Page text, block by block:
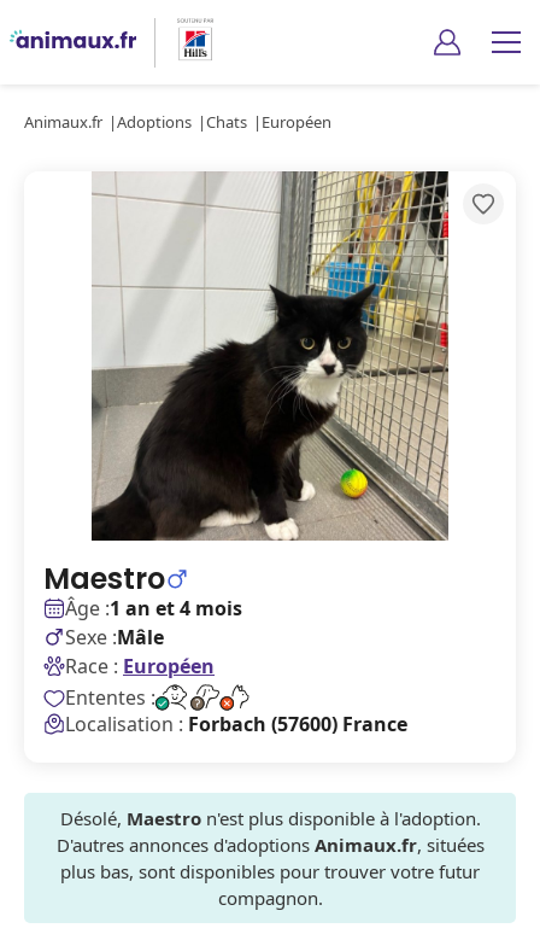
Animaux.fr Adoptions Chats Européen
Maestro
Âge :1 an et 4 mois
Sexe :Mâle
Race : Européen
Ententes :
Localisation : Forbach (57600) France
Désolé, Maestron'est plus disponible à l'adoption.
D'autres annonces d'adoptions Animaux.fr, situées
plus bas, sont disponibles pour trouver votre futur
compagnon.